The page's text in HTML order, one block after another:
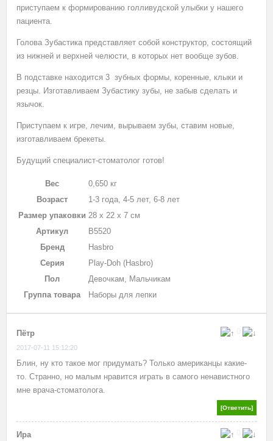
приступаем к формированию голливудской улыбки у нашего
пациента.
Голова Зубастика представляет собой конструктор, состоящий
из нижней и верхней челюсти, в которых нет вообще зубов.
В подставке находится 3 зубных формы, коренные, клыки и
резцы. Изготавливаем Зубастику зубы, не забыв сделать и
язычок.
Приступаем к игре, лечим, вырываем зубы, ставим новые,
изготавливаем брекеты.
Будущий специалист-стоматолог готов!
Вес
0,650 кг
Возраст
1-3 года, 4-5 лет, 6-8 лет
Размер упаковки 28 х 22 х 7 см
Артикул
B5520
Бренд
Hasbro
Серия
Play-Doh (Hasbro)
Пол
Девочкам, Мальчикам
Группа товара
Наборы для лепки
Пётр
2017-07-11 15:12:20
Блин, ну кто такое мог придумать? Только американцы какие-
то. Странно, но малым нравится играть в самого ненавистного
мне врача-стоматолога.
[Ответить]
Ира